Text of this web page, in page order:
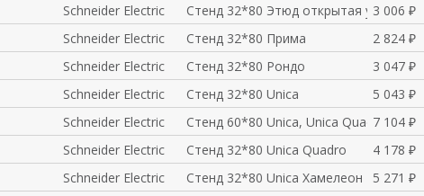
Schneider Electric Стенд 32*80 Этюд открытая уста3 006 ₽
Schneider Electric Стенд 32*80 Прима 2 824 ₽
Schneider Electric Стенд 32*80 Рондо 3 047 ₽
Schneider Electric Стенд 32*80 Unica 5 043 ₽
Schneider Electric Стенд 60*80 Unica, Unica Quadr7 104 ₽
Schneider Electric Стенд 32*80 Unica Quadro 4 178 ₽
Schneider Electric Стенд 32*80 Unica Хамелеон 5 271 ₽